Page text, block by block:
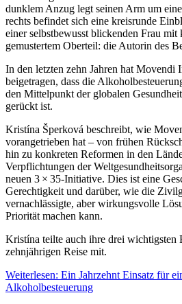
In den letzten zehn Jahren hat Movendi
beigetragen, dass die
den Mittelpunkt der globalen
gerückt ist.
Kristína Šperková beschreibt, wie
vorangetrieben hat – von frühen
hin zu konkreten Reformen in den
Verpflichtungen der
neuen 3 × 35-Initiative. Dies ist eine
Gerechtigkeit und darüber, wie die
vernachlässigte, aber wirkungsvolle
Priorität machen kann.
Kristína teilte auch ihre drei wichtigsten
zehnjährigen Reise mit.
Weiterlesen: Ein Jahrzehnt Einsatz für
Alkoholbesteuerung